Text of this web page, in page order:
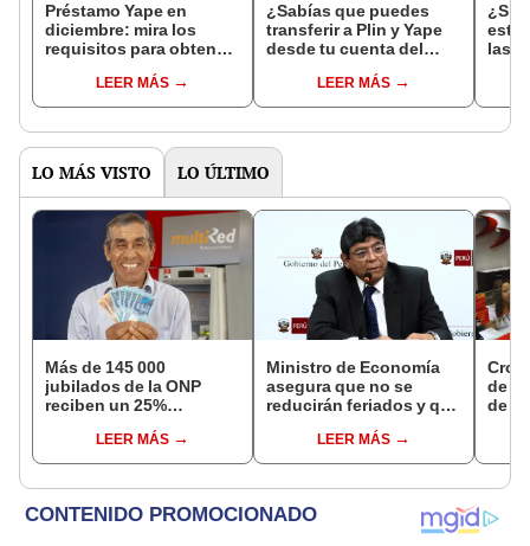
Préstamo Yape en
diciembre: mira los
requisitos para obtener
Navidad 2024
LEER MÁS
¿Sabías que puedes
transferir a Plin y Yape
desde tu cuenta del
explicamos cómo
hacerlo
LEER MÁS
¿Sin
esta
las
LO MÁS VISTO LO ÚLTIMO
Más de 145 000
jubilados de la ONP
reciben un 25%
en agostoLEER MÁS
Ministro de Economía
asegura que no se
reducirán feriados y que
aumentará en dos
etapas
LEER MÁS
de
de